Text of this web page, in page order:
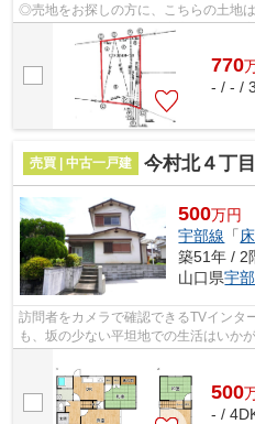
◎売地をお探しの方に、こちらの土地
15m以上あると建築面で安心です◎お
770
- / - /
売買 | 中古一戸建 今村北４丁
500万円
宇部線 「
築51年 / 2
山口県宇
訪問者をカメラで確認できるTVイン
も、坂の少ない平坦地での生活はいか
500
- /